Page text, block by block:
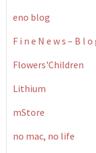
eno blog
F i n e N e w s – B l o
Flowers'Children
Lithium
mStore
no mac, no life